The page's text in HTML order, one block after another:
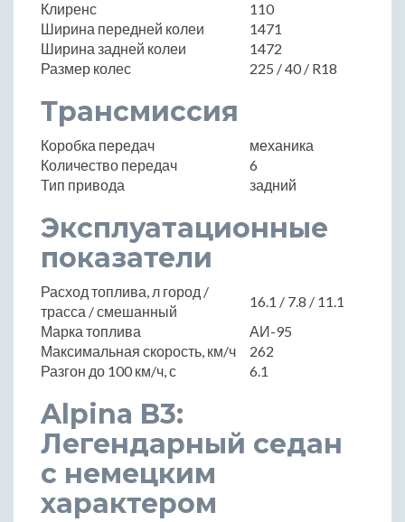
Клиренс
110
Ширина передней колеи
1471
Ширина задней колеи
1472
Размер колес
225 / 40 / R18
Трансмиссия
Коробка передач
механика
Количество передач
6
Тип привода
задний
Эксплуатационные
показатели
Расход топлива, л город /
трасса / смешанный
16.1 / 7.8 / 11.1
Марка топлива
АИ-95
Максимальная скорость, км/ч
262
Разгон до 100 км/ч, с
6.1
Alpina B3:
Легендарный седан
с немецким
характером